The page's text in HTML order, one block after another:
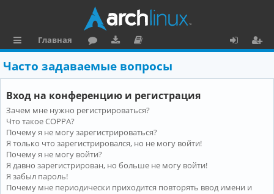
ы
л
к
и
Главная
ру
м
ру
зк
и
ку
м
е
н
та
ц
и
о
и
Часто задаваемые вопросы
Вход на конференцию и регистрация
Зачем мне нужно регистрироваться?
Что такое COPPA?
Почему я не могу зарегистрироваться?
Я только что зарегистрировался, но не могу войти!
Почему я не могу войти?
Я давно зарегистрирован, но больше не могу войти!
Я забыл пароль!
Почему мне периодически приходится повторять ввод имени и